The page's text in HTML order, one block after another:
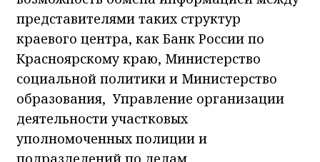
представителями таких структур
краевого центра, как Банк России по
Красноярскому краю, Министерство
социальной политики и Министерство
образования, Управление организации
деятельности участковых
уполномоченных полиции и